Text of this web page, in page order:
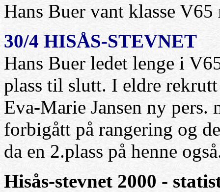
Hans Buer vant klasse V65
30/4 HISÅS-STEVNET
Hans Buer ledet lenge i
plass til slutt. I eldre
Eva-Marie Jansen ny pers.
forbigått på rangering og
da en 2.plass på henne
Hisås-stevnet 2000 -